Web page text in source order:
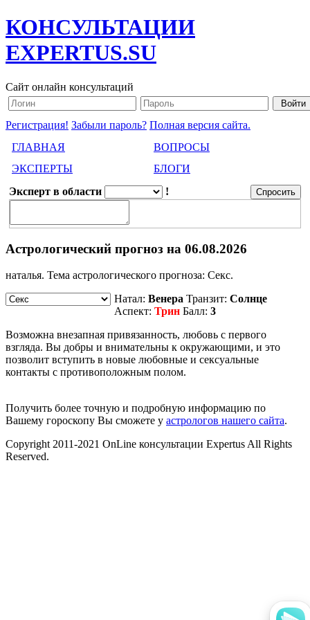
КОНСУЛЬТАЦИИ
EXPERTUS.SU
Сайт онлайн консультаций
Регистрация! Забыли пароль? Полная версия сайта.
ГЛАВНАЯ
ВОПРОСЫ
ЭКСПЕРТЫ
БЛОГИ
Эксперт в области
!
Астрологический прогноз на 06.08.2026
наталья. Тема астрологического прогноза: Секс.
Натал: Венера Транзит: Солнце
Аспект: Трин Балл: 3
Возможна внезапная привязанность, любовь с первого
взгляда. Вы добры и внимательны к окружающими, и это
позволит вступить в новые любовные и сексуальные
контакты с противоположным полом.
Получить более точную и подробную информацию по
Вашему гороскопу Вы сможете у астрологов нашего сайта.
Copyright 2011-2021 OnLine консультации Expertus All Rights
Reserved.